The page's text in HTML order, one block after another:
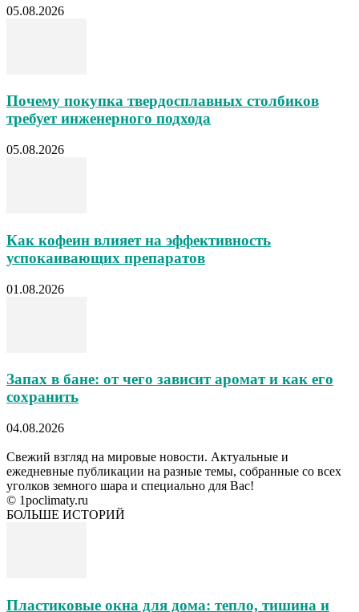
05.08.2026
Почему покупка твердосплавных столбиков
требует инженерного подхода
05.08.2026
Как кофеин влияет на эффективность
успокаивающих препаратов
01.08.2026
Запах в бане: от чего зависит аромат и как его
сохранить
04.08.2026
Свежий взгляд на мировые новости. Актуальные и
ежедневные публикации на разные темы, собранные со всех
уголков земного шара и специально для Вас!
© 1poclimaty.ru
БОЛЬШЕ ИСТОРИЙ
Пластиковые окна для дома: тепло, тишина и